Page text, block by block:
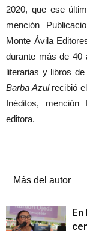
2020, que ese
mención
Monte Ávila
durante más de 40
literarias y libros
Barba Azulrecibió
Inéditos,
editora.
Más del autor
En